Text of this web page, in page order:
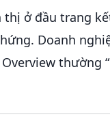
ở đầu trang
Doanh
thường